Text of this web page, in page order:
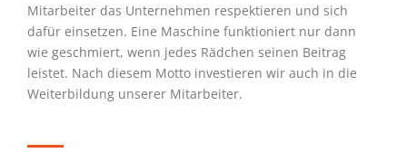
Mitarbeiter das Unternehmen respektieren und sich
dafür einsetzen. Eine Maschine funktioniert nur dann
wie geschmiert, wenn jedes Rädchen seinen Beitrag
leistet. Nach diesem Motto investieren wir auch in die
Weiterbildung unserer Mitarbeiter.